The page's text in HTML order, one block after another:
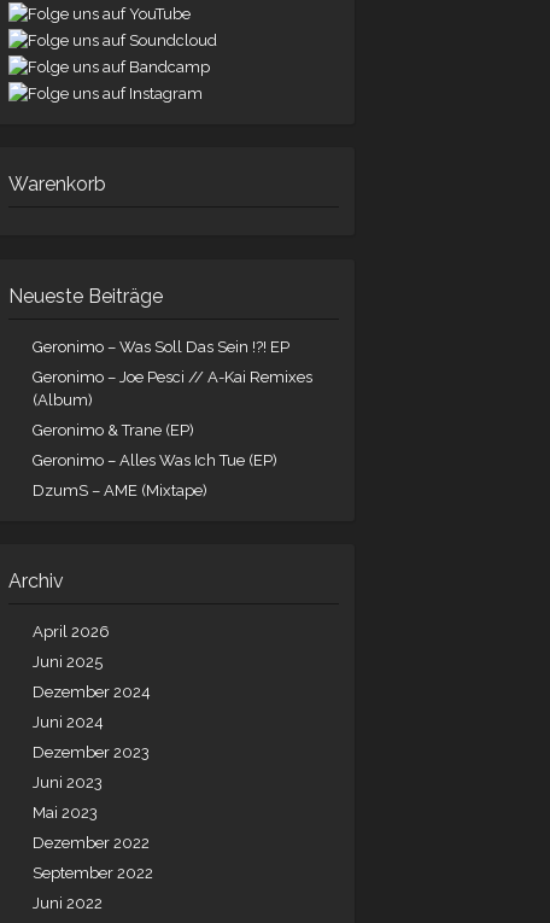
Warenkorb
Neueste Beiträge
Geronimo – Was Soll Das Sein !?! EP
Geronimo – Joe Pesci // A-Kai Remixes
(Album)
Geronimo & Trane (EP)
Geronimo – Alles Was Ich Tue (EP)
DzumS – AME (Mixtape)
Archiv
April 2026
Juni 2025
Dezember 2024
Juni 2024
Dezember 2023
Juni 2023
Mai 2023
Dezember 2022
September 2022
Juni 2022